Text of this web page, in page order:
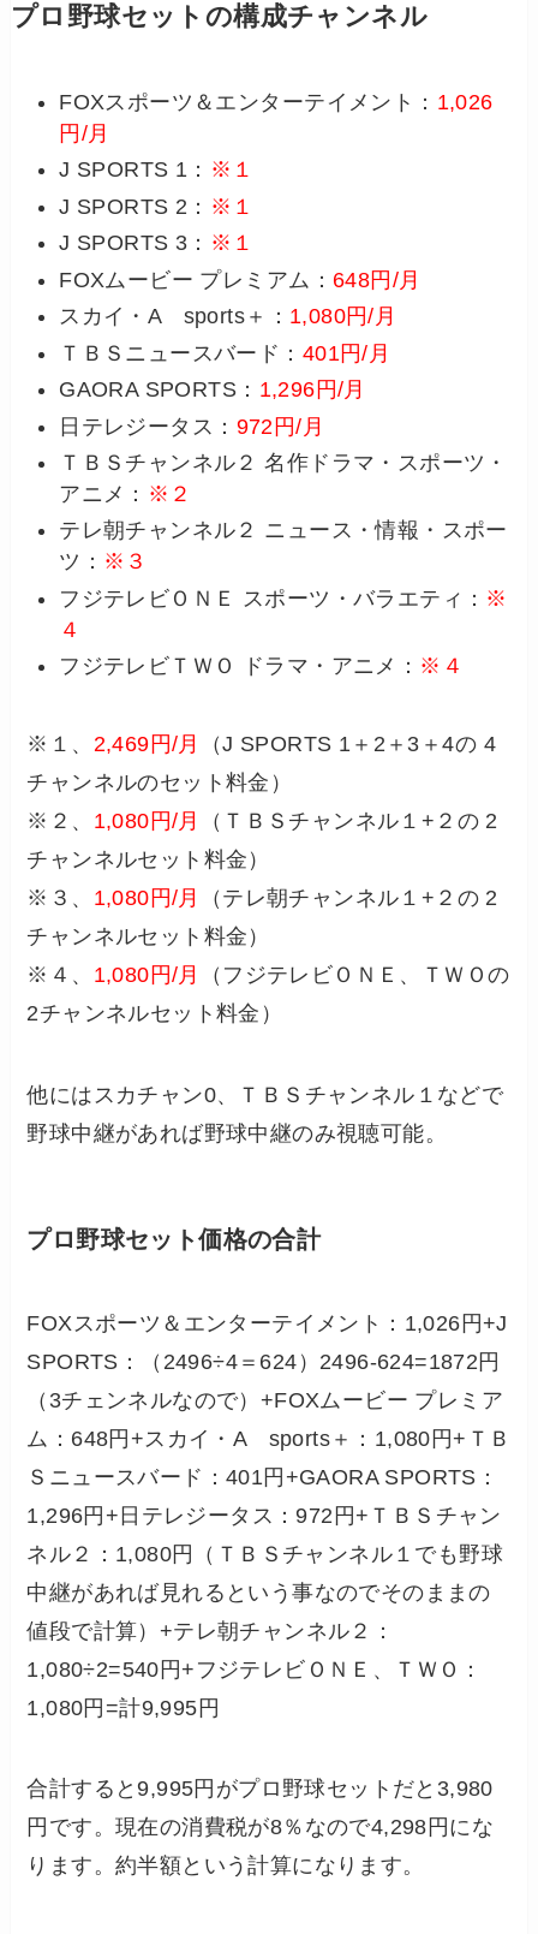
プロ野球セットの構成チャンネル
FOXスポーツ＆エンターテイメント： 1,026
円/月
J SPORTS 1： ※１
J SPORTS 2： ※１
J SPORTS 3： ※１
FOXムービー プレミアム： 648円/月
スカイ・A sports＋： 1,080円/月
ＴＢＳニュースバード： 401円/月
GAORA SPORTS： 1,296円/月
日テレジータス： 972円/月
ＴＢＳチャンネル２ 名作ドラマ・スポーツ・
アニメ： ※２
テレ朝チャンネル２ ニュース・情報・スポー
ツ： ※３
フジテレビＯＮＥ スポーツ・バラエティ： ※
４
フジテレビＴＷＯ ドラマ・アニメ： ※４
※１、 2,469円/月
（J SPORTS 1＋2＋3＋4の 4
チャンネルのセット料金）
※２、 1,080円/月
（ＴＢＳチャンネル１+２の 2
チャンネルセット料金）
※３、 1,080円/月
（テレ朝チャンネル１+２の 2
チャンネルセット料金）
※４、 1,080円/月
（フジテレビＯＮＥ、ＴＷＯの
2チャンネルセット料金）
他にはスカチャン0、ＴＢＳチャンネル１などで
野球中継があれば野球中継のみ視聴可能。
プロ野球セット価格の合計
FOXスポーツ＆エンターテイメント：1,026円+J
SPORTS：（2496÷4＝624）2496-624=1872円
（3チェンネルなので）+FOXムービー プレミア
ム：648円+スカイ・A sports＋：1,080円+ＴＢ
Ｓニュースバード：401円+GAORA SPORTS：
1,296円+日テレジータス：972円+ＴＢＳチャン
ネル２：1,080円（ＴＢＳチャンネル１でも野球
中継があれば見れるという事なのでそのままの
値段で計算）+テレ朝チャンネル２：
1,080÷2=540円+フジテレビＯＮＥ、ＴＷＯ：
1,080円=計9,995円
合計すると9,995円がプロ野球セットだと3,980
円です。現在の消費税が8％なので4,298円にな
ります。約半額という計算になります。